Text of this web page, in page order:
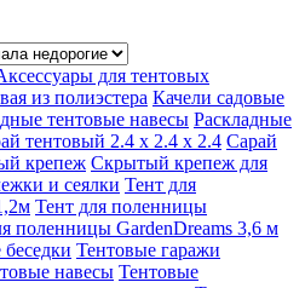
для тентовых
из полиэстера Качели садовые
тентовые навесы Раскладные
тентовый 2.4 х 2.4 х 2.4 Сарай
крепеж Скрытый крепеж для
и сеялки Тент для
Тент для поленницы
поленницы GardenDreams 3,6 м
Тентовые гаражи
навесы Тентовые